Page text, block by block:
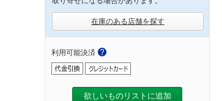
在庫のある店舗を探す
利用可能決済
欲しいものリストに追加